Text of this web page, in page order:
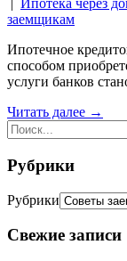
| Ипотека через
заемщикам
Ипотечное
способом
услуги банков
Читать далее →
Рубрики
Рубрики
Свежие записи